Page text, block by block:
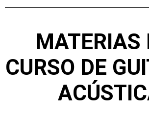
MATERIAS
CURSO DE